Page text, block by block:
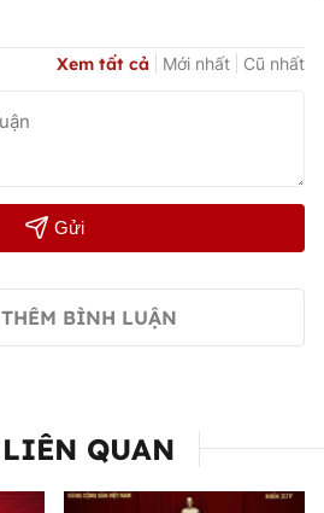
Xem tất cả Mới nhất Cũ nhất
Gửi
BÌNH LUẬN
QUAN